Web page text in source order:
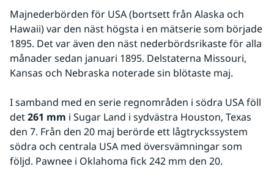
Majnederbörden för USA (bortsett från Alaska och
Hawaii) var den näst högsta i en mätserie som började
1895. Det var även den näst nederbördsrikaste för alla
månader sedan januari 1895. Delstaterna Missouri,
Kansas och Nebraska noterade sin blötaste maj.
I samband med en serie regnområden i södra USA föll
det 261 mm i Sugar Land i sydvästra Houston, Texas
den 7. Från den 20 maj berörde ett lågtryckssystem
södra och centrala USA med översvämningar som
följd. Pawnee i Oklahoma fick 242 mm den 20.